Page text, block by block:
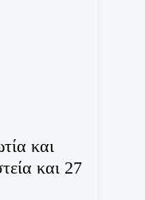
και
και 27